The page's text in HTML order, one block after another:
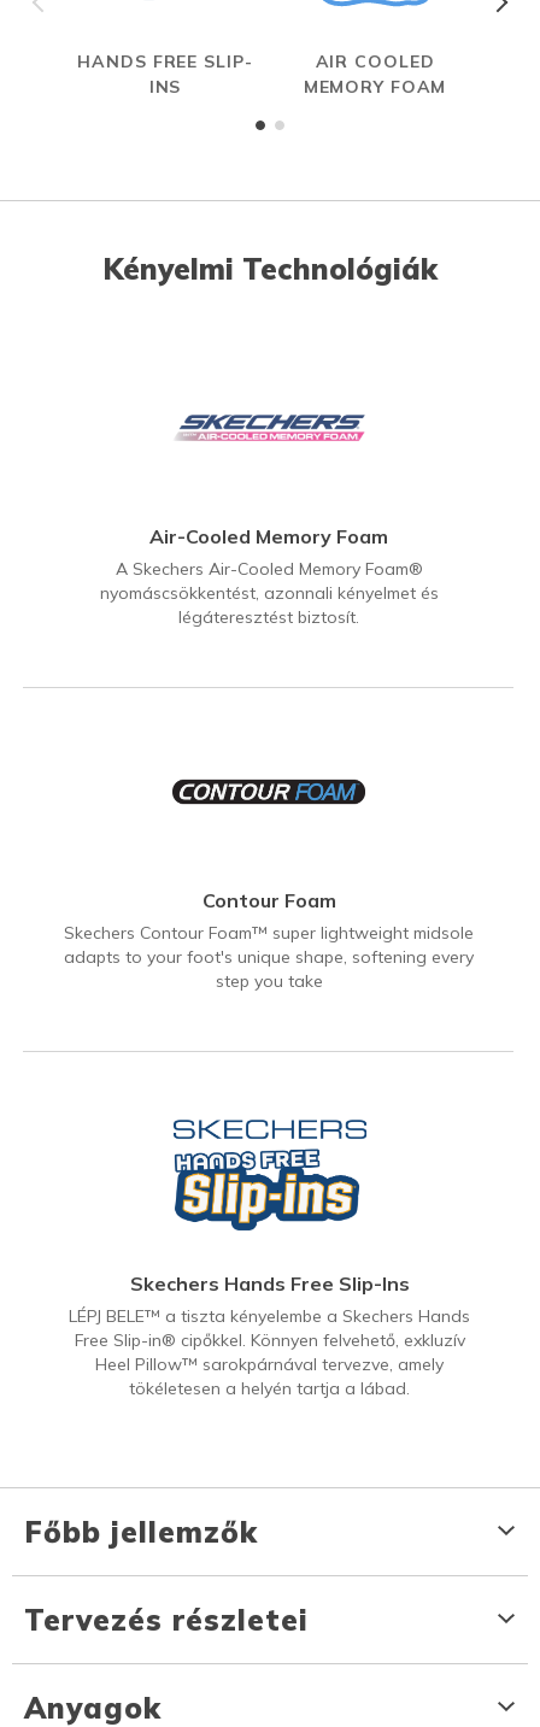
HANDS FREE SLIP-
INS
AIR COOLED
MEMORY FOAM
Kényelmi Technológiák
Air-Cooled Memory Foam
A Skechers Air-Cooled Memory Foam®
nyomáscsökkentést, azonnali kényelmet és
légáteresztést biztosít.
Contour Foam
Skechers Contour Foam™ super lightweight midsole
adapts to your foot's unique shape, softening every
step you take
Skechers Hands Free Slip-Ins
LÉPJ BELE™ a tiszta kényelembe a Skechers Hands
Free Slip-in® cipőkkel. Könnyen felvehető, exkluzív
Heel Pillow™ sarokpárnával tervezve, amely
tökéletesen a helyén tartja a lábad.
Főbb jellemzők
Tervezés részletei
Anyagok